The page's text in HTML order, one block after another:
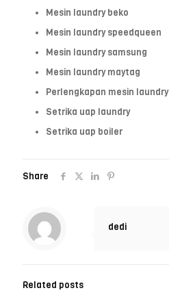
Mesin laundry beko
Mesin laundry speedqueen
Mesin laundry samsung
Mesin laundry maytag
Perlengkapan mesin laundry
Setrika uap laundry
Setrika uap boiler
Share
dedi
Related posts